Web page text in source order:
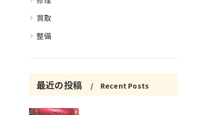
買取
整備
最近の投稿 Recent Posts